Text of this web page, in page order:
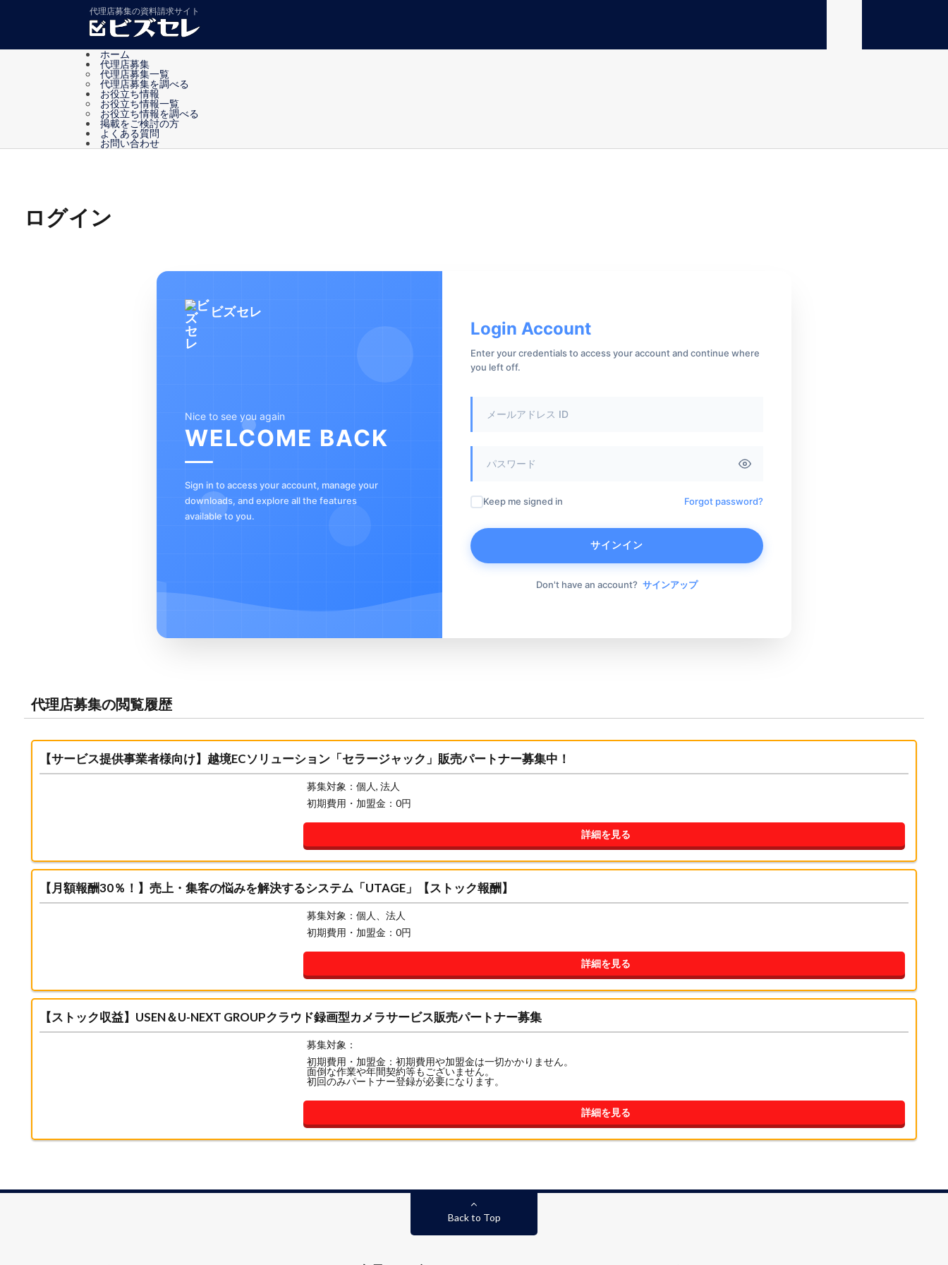
代理店募集の資料請求サイト
ホーム
代理店募集
代理店募集一覧
代理店募集を調べる
お役立ち情報
お役立ち情報一覧
お役立ち情報を調べる
掲載をご検討の方
よくある質問
お問い合わせ
ログイン
ビズセレ
Nice to see you again
WELCOME BACK
Sign in to access your account, manage your
downloads, and explore all the features
available to you.
Login Account
Enter your credentials to access your account and continue where
you left off.
Keep me signed in Forgot password?
サインイン
Don't have an account? サインアップ
代理店募集の閲覧履歴
【サービス提供事業者様向け】越境ECソリューション「セラージャック」販売パートナー募集中！
募集対象：個人, 法人
初期費用・加盟金：0円
詳細を見る
【月額報酬30％！】売上・集客の悩みを解決するシステム「UTAGE」【ストック報酬】
募集対象：個人、法人
初期費用・加盟金：0円
詳細を見る
【ストック収益】USEN＆U-NEXT GROUPクラウド録画型カメラサービス販売パートナー募集
募集対象：
初期費用・加盟金：初期費用や加盟金は一切かかりません。
面倒な作業や年間契約等もございません。
初回のみパートナー登録が必要になります。
詳細を見る
Back to Top